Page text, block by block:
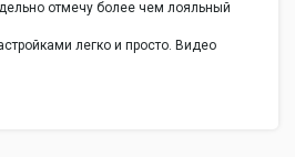
отмечу более чем лояльный
легко и просто. Видео